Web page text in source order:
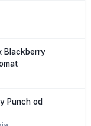
Blackberry
Punch od